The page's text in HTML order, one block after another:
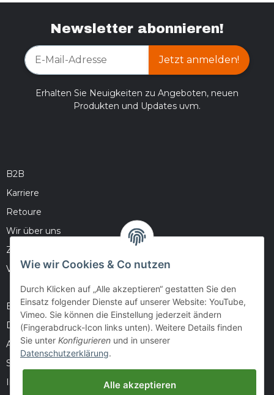
Newsletter abonnieren!
Jetzt anmelden!
Erhalten Sie Neuigkeiten zu Angeboten, neuen
Produkten und Updates uvm.
B2B
Karriere
Retoure
Wir über uns
Zahlungsmöglichkeiten
Versandinformationen
Barrierefreiheitserklärung
Datenschutz
AGB
Sitemap
Impressum
Wie wir Cookies & Co nutzen
Durch Klicken auf „Alle akzeptieren“ gestatten Sie den
Einsatz folgender Dienste auf unserer Website: YouTube,
Vimeo. Sie können die Einstellung jederzeit ändern
(Fingerabdruck-Icon links unten). Weitere Details finden
Sie unter Konfigurieren und in unserer
Datenschutzerklärung.
Alle akzeptieren